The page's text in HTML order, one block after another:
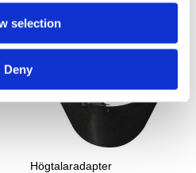
selection
Deny
Högtalaradapter